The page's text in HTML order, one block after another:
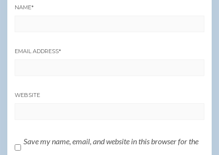
NAME*
EMAIL ADDRESS*
WEBSITE
Save my name, email, and website in this browser for the